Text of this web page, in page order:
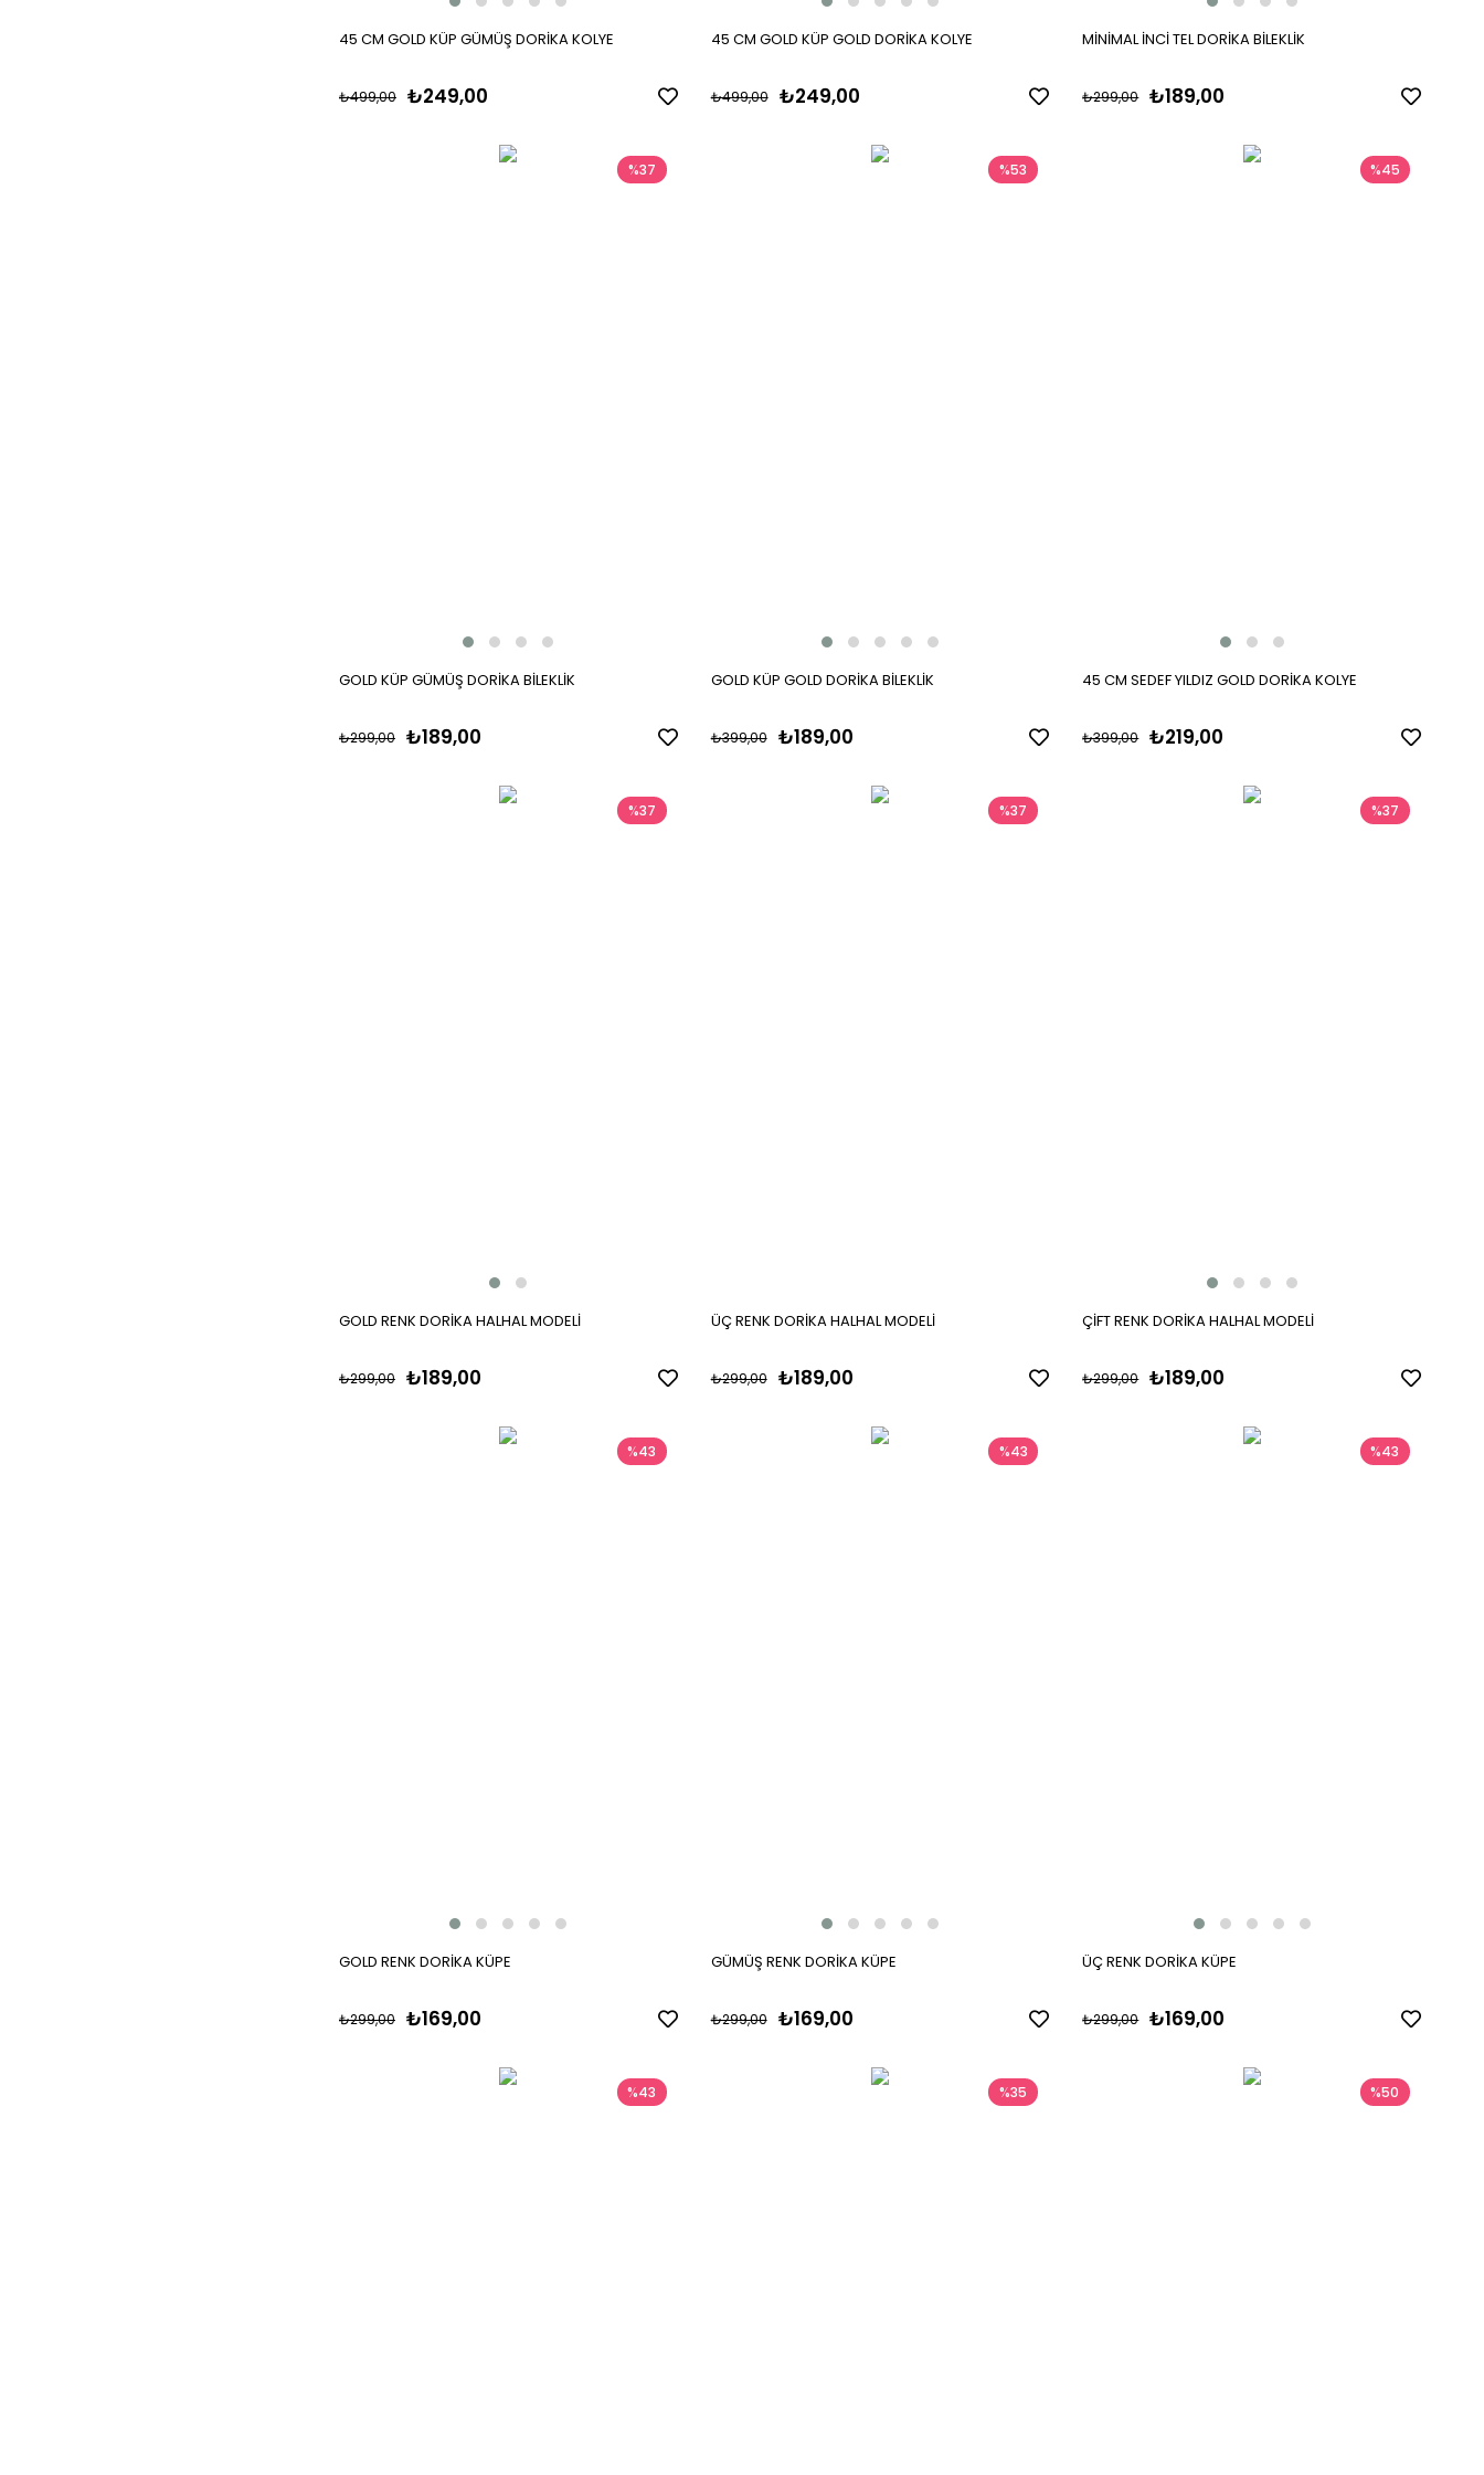
45 CM GOLD KÜP GÜMÜŞ DORİKA KOLYE
₺249,00
₺499,00
45 CM GOLD KÜP GOLD DORİKA KOLYE
₺249,00
₺499,00
MİNİMAL İNCİ TEL DORİKA BİLEKLİK
₺189,00
₺299,00
GOLD KÜP GÜMÜŞ DORİKA BİLEKLİK
₺189,00
₺299,00
%37
GOLD KÜP GOLD DORİKA BİLEKLİK
₺189,00
₺399,00
%53
45 CM SEDEF YILDIZ GOLD DORİKA KOLYE
₺219,00
₺399,00
%45
GOLD RENK DORİKA HALHAL MODELİ
₺189,00
₺299,00
%37
ÜÇ RENK DORİKA HALHAL MODELİ
₺189,00
₺299,00
%37
ÇİFT RENK DORİKA HALHAL MODELİ
₺189,00
₺299,00
%37
GOLD RENK DORİKA KÜPE
₺169,00
₺299,00
%43
GÜMÜŞ RENK DORİKA KÜPE
₺169,00
₺299,00
%43
ÜÇ RENK DORİKA KÜPE
₺169,00
₺299,00
%43
%43 %35 %50